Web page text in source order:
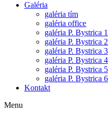
Galéria
galéria tím
galéria office
galéria P. Bystrica 1
galéria P. Bystrica 2
galéria P. Bystrica 3
galéria P. Bystrica 4
galéria P. Bystrica 5
galéria P. Bystrica 6
Kontakt
Menu